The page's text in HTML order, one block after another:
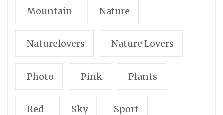
Mountain Nature
Naturelovers Nature Lovers
Photo Pink Plants
Red Sky Sport